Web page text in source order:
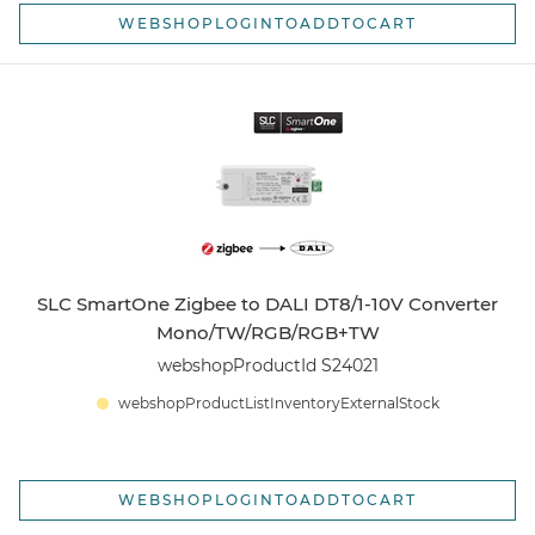
WEBSHOPLOGINTOADDTOCART
SLC SmartOne Zigbee to DALI DT8/1-10V Converter
Mono/TW/RGB/RGB+TW
webshopProductId S24021
webshopProductListInventoryExternalStock
WEBSHOPLOGINTOADDTOCART